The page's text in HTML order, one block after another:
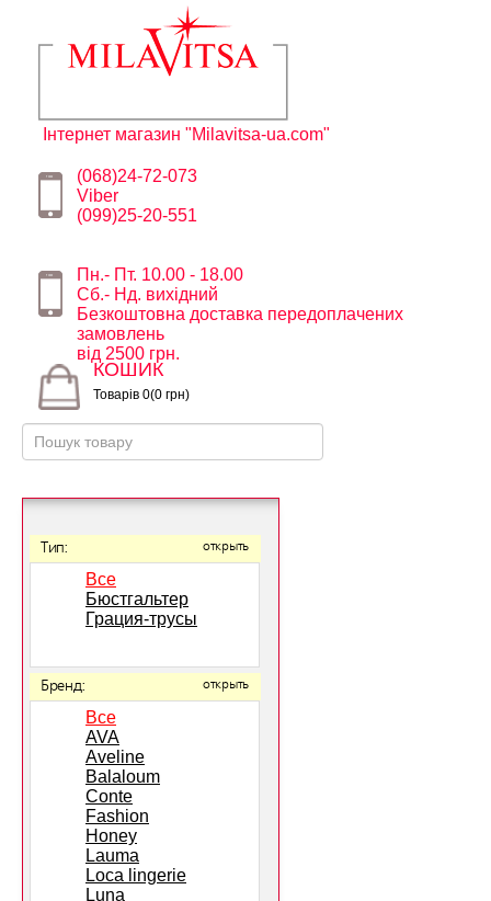
Інтернет магазин "Milavitsa-ua.com"
(068)24-72-073
Viber
(099)25-20-551
Пн.- Пт. 10.00 - 18.00
Сб.- Нд. вихідний
Безкоштовна доставка передоплачених
замовлень
від 2500 грн.
КОШИК
Товарів 0(0 грн)
Тип: открыть
Все
Бюстгальтер
Грация-трусы
Бренд: открыть
Все
AVA
Aveline
Balaloum
Conte
Fashion
Honey
Lauma
Loca lingerie
Luna